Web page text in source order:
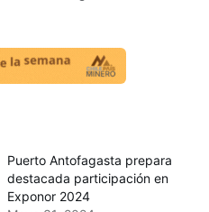
Puerto Antofagasta prepara
destacada participación en
Exponor 2024